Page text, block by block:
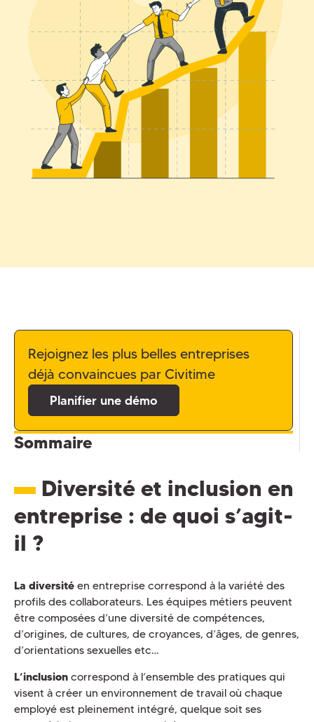
Rejoignez les plus belles entreprises
déjà convaincues par Civitime
Planifier une démo
Sommaire
Diversité et inclusion en
entreprise : de quoi s’agit-
il ?
La diversitéen entreprise correspond à la variété des
profils des collaborateurs. Les équipes métiers peuvent
être composées d’une diversité de compétences,
d’origines, de cultures, de croyances, d’âges, de genres,
d’orientations sexuelles etc…
L’inclusioncorrespond à l’ensemble des pratiques qui
visent à créer un environnement de travail où chaque
employé est pleinement intégré, quelque soit ses